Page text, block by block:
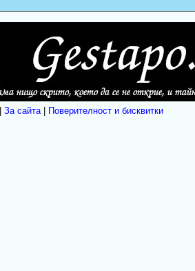
За сайта| Поверителност и бисквитки